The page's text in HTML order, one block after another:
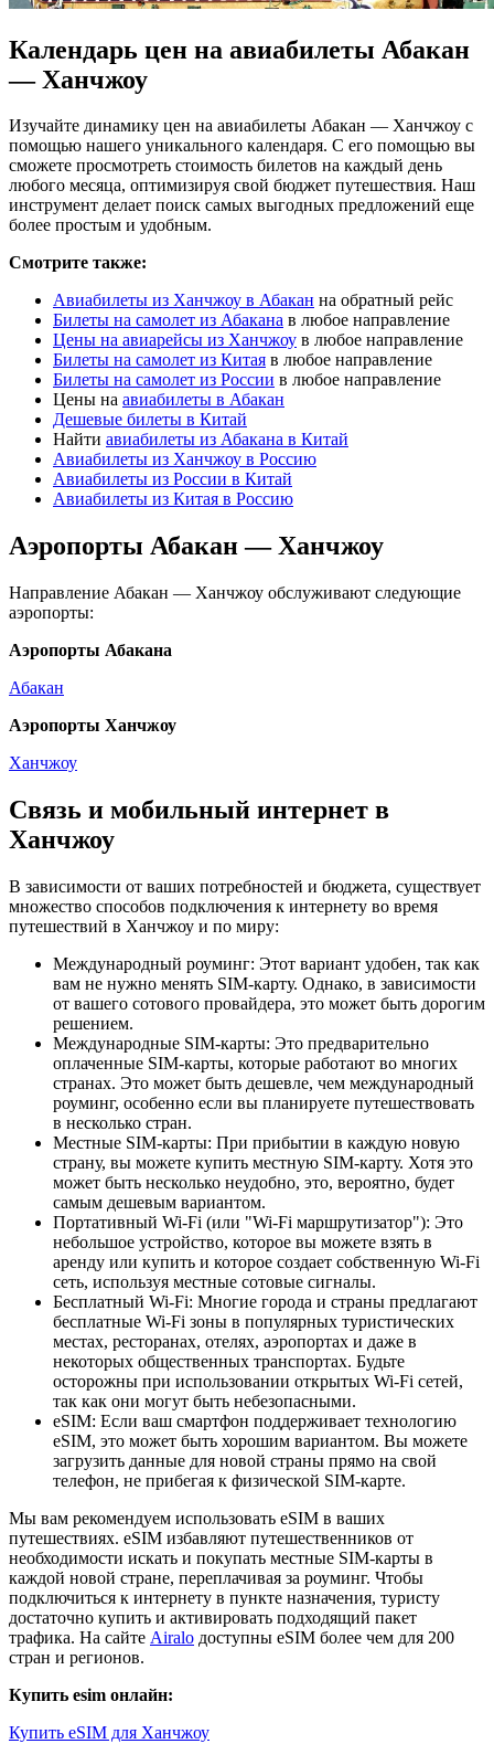
Календарь цен на авиабилеты Абакан
— Ханчжоу
Изучайте динамику цен на авиабилеты Абакан — Ханчжоу с
помощью нашего уникального календаря. С его помощью вы
сможете просмотреть стоимость билетов на каждый день
любого месяца, оптимизируя свой бюджет путешествия. Наш
инструмент делает поиск самых выгодных предложений еще
более простым и удобным.
Смотрите также:
Авиабилеты из Ханчжоу в Абакан на обратный рейс
Билеты на самолет из Абакана в любое направление
Цены на авиарейсы из Ханчжоу в любое направление
Билеты на самолет из Китая в любое направление
Билеты на самолет из России в любое направление
Цены на авиабилеты в Абакан
Дешевые билеты в Китай
Найти авиабилеты из Абакана в Китай
Авиабилеты из Ханчжоу в Россию
Авиабилеты из России в Китай
Авиабилеты из Китая в Россию
Аэропорты Абакан — Ханчжоу
Направление Абакан — Ханчжоу обслуживают следующие
аэропорты:
Аэропорты Абакана
Абакан
Аэропорты Ханчжоу
Ханчжоу
Связь и мобильный интернет в
Ханчжоу
В зависимости от ваших потребностей и бюджета, существует
множество способов подключения к интернету во время
путешествий в Ханчжоу и по миру:
Международный роуминг: Этот вариант удобен, так как
вам не нужно менять SIM-карту. Однако, в зависимости
от вашего сотового провайдера, это может быть дорогим
решением.
Международные SIM-карты: Это предварительно
оплаченные SIM-карты, которые работают во многих
странах. Это может быть дешевле, чем международный
роуминг, особенно если вы планируете путешествовать
в несколько стран.
Местные SIM-карты: При прибытии в каждую новую
страну, вы можете купить местную SIM-карту. Хотя это
может быть несколько неудобно, это, вероятно, будет
самым дешевым вариантом.
Портативный Wi-Fi (или "Wi-Fi маршрутизатор"): Это
небольшое устройство, которое вы можете взять в
аренду или купить и которое создает собственную Wi-Fi
сеть, используя местные сотовые сигналы.
Бесплатный Wi-Fi: Многие города и страны предлагают
бесплатные Wi-Fi зоны в популярных туристических
местах, ресторанах, отелях, аэропортах и даже в
некоторых общественных транспортах. Будьте
осторожны при использовании открытых Wi-Fi сетей,
так как они могут быть небезопасными.
eSIM: Если ваш смартфон поддерживает технологию
eSIM, это может быть хорошим вариантом. Вы можете
загрузить данные для новой страны прямо на свой
телефон, не прибегая к физической SIM-карте.
Мы вам рекомендуем использовать eSIM в ваших
путешествиях. eSIM избавляют путешественников от
необходимости искать и покупать местные SIM-карты в
каждой новой стране, переплачивая за роуминг. Чтобы
подключиться к интернету в пункте назначения, туристу
достаточно купить и активировать подходящий пакет
трафика. На сайте Airalo доступны eSIM более чем для 200
стран и регионов.
Купить esim онлайн:
Купить eSIM для Ханчжоу